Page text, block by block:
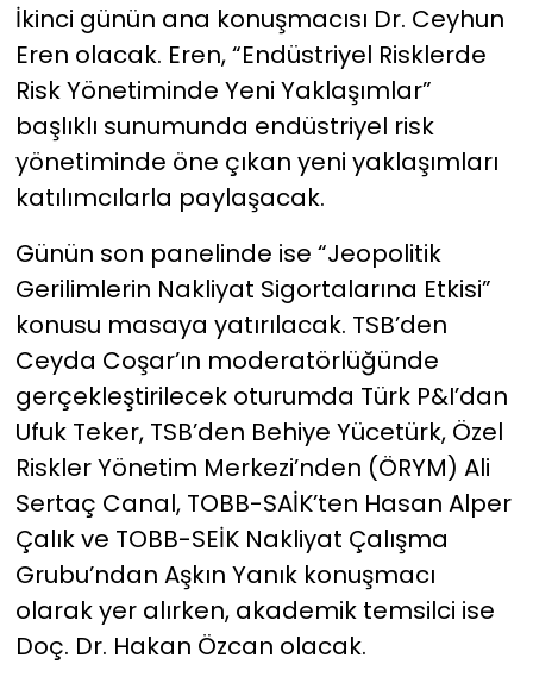
İkinci günün ana konuşmacısı Dr. Ceyhun
Eren olacak. Eren, “Endüstriyel Risklerde
Risk Yönetiminde Yeni Yaklaşımlar”
başlıklı sunumunda endüstriyel risk
yönetiminde öne çıkan yeni yaklaşımları
katılımcılarla paylaşacak.
Günün son panelinde ise “Jeopolitik
Gerilimlerin Nakliyat Sigortalarına Etkisi”
konusu masaya yatırılacak. TSB’den
Ceyda Coşar’ın moderatörlüğünde
gerçekleştirilecek oturumda Türk P&I’dan
Ufuk Teker, TSB’den Behiye Yücetürk, Özel
Riskler Yönetim Merkezi’nden (ÖRYM) Ali
Sertaç Canal, TOBB-SAİK’ten Hasan Alper
Çalık ve TOBB-SEİK Nakliyat Çalışma
Grubu’ndan Aşkın Yanık konuşmacı
olarak yer alırken, akademik temsilci ise
Doç. Dr. Hakan Özcan olacak.